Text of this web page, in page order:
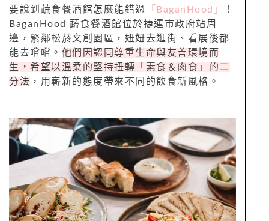
要說到蔬食餐酒館怎麼能錯過 「BaganHood 」
！
BaganHood 蔬食餐酒館位於捷運市政府站周
邊，緊鄰松菸文創園區，妞妞去逛街、看展後都
能去嚐嚐。 他們因認同尊重生命與友善環境而
生，希望以溫柔的堅持扭轉「素食＆肉食」的二
分法 ，用嶄新的態度帶來不同的飲食新風格。